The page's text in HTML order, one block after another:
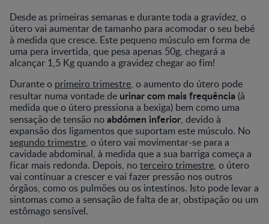
Desde as primeiras semanas e durante toda a gravidez, o
útero vai aumentar de tamanho para acomodar o seu bebé
à medida que cresce. Este pequeno músculo em forma de
uma pera invertida, que pesa apenas 50g, chegará a
alcançar 1,5 Kg quando a gravidez chegar ao fim!
Durante o primeiro trimestre, o aumento do útero pode
resultar numa vontade de urinar com mais frequência(à
medida que o útero pressiona a bexiga) bem como uma
sensação de tensão noabdómen inferior, devido à
expansão dos ligamentos que suportam este músculo. No
segundo trimestre, o útero vai movimentar-se para a
cavidade abdominal, à medida que a sua barriga começa a
ficar mais redonda. Depois, noterceiro trimestre, o útero
vai continuar a crescer e vai fazer pressão nos outros
órgãos, como os pulmões ou os intestinos. Isto pode levar a
sintomas como a sensação de falta de ar, obstipação ou um
estômago sensível.